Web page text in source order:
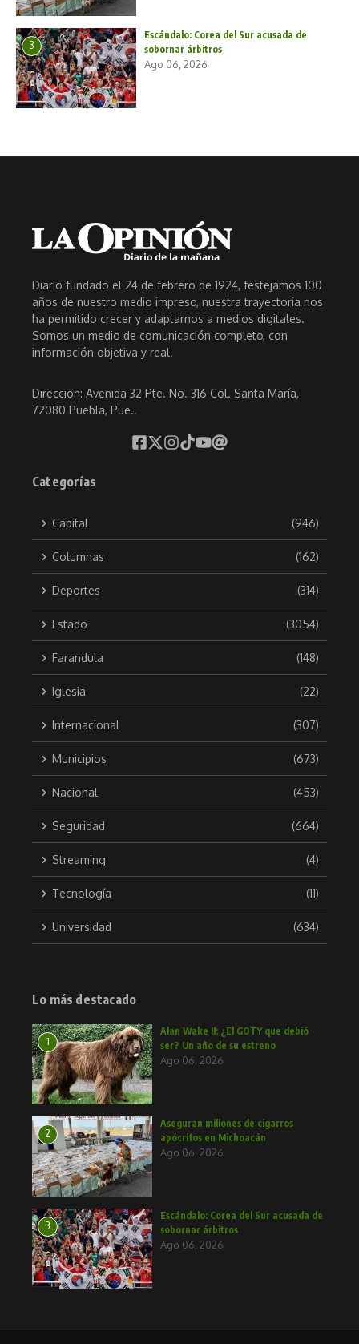
3
Escándalo: Corea del Sur acusada de
sobornar árbitros
Ago 06, 2026
Diario fundado el 24 de febrero de 1924, festejamos 100
años de nuestro medio impreso, nuestra trayectoria nos
ha permitido crecer y adaptarnos a medios digitales.
Somos un medio de comunicación completo, con
información objetiva y real.
Direccion: Avenida 32 Pte. No. 316 Col. Santa María,
72080 Puebla, Pue..
Categorías
Capital (946)
Columnas (162)
Deportes (314)
Estado (3054)
Farandula (148)
Iglesia (22)
Internacional (307)
Municipios (673)
Nacional (453)
Seguridad (664)
Streaming (4)
Tecnología (11)
Universidad (634)
Lo más destacado
1
Alan Wake II: ¿El GOTY que debió
ser? Un año de su estreno
Ago 06, 2026
2
Aseguran millones de cigarros
apócrifos en Michoacán
Ago 06, 2026
3
Escándalo: Corea del Sur acusada de
sobornar árbitros
Ago 06, 2026